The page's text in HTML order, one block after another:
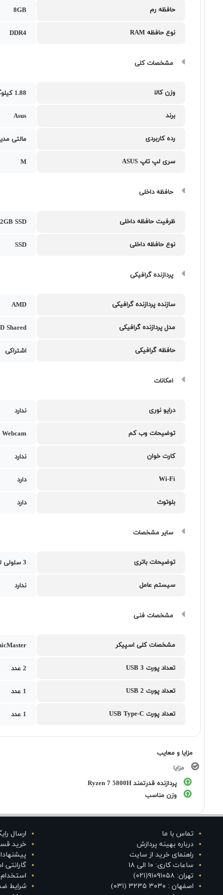
حافظه رم 8GB
نوع حافظه RAM DDR4
مشخصات کلی
وزن کالا 1.88 کیلوگرم
برند Asus
رده کاربردی مالتی
سری لپ تاپ ASUS M
حافظه داخلی
ظرفیت حافظه داخلی SSD
نوع حافظه داخلی SSD
پردازنده گرافیکی
سازنده پردازنده گرافیکی AMD
مدل پردازنده گرافیکی Shared
حافظه گرافیکی اشتراکی
امکانات
درایو نوری ندارد
توضیحات وب کم
کارت خوان ندارد
Wi-Fi دارد
بلوتوث دارد
سایر مشخصات
توضیحات باتری 3 سلولی لیتیوم-یون با ظرفیت 50 وات‌ساعت
سیستم عامل ندارد
مشخصات فنی
مشخصات کلی اسپیکر
تعداد پورت USB 3 2 عدد
تعداد پورت USB 2 1 عدد
تعداد پورت USB Type-C 1 عدد
مزایا و معایب
مزایا
پردازنده قدرتمند Ryzen 7 5800H
وزن مناسب
تماس با ما
درباره بهینه پردازش
راهنمای خرید از سایت
ساعات کاری: ۱۰ الی ۱۸
تهران: ۹۱۰۹۱۰۵۸(۰۲۱)
اصفهان : ۳۰۳۰ ۳۲۳۵ (۰۳۱)
ارسال
خرید
شرایط